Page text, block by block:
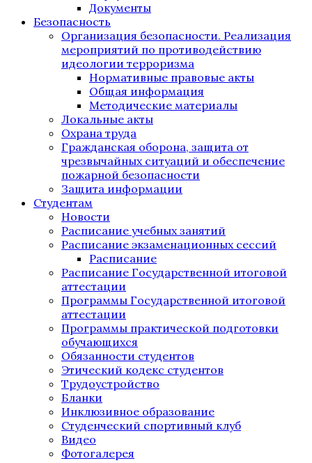
Документы
Безопасность
Организация безопасности. Реализация
мероприятий по противодействию
идеологии терроризма
Нормативные правовые акты
Общая информация
Методические материалы
Локальные акты
Охрана труда
Гражданская оборона, защита от
чрезвычайных ситуаций и обеспечение
пожарной безопасности
Защита информации
Студентам
Новости
Расписание учебных занятий
Расписание экзаменационных сессий
Расписание
Расписание Государственной итоговой
аттестации
Программы Государственной итоговой
аттестации
Программы практической подготовки
обучающихся
Обязанности студентов
Этический кодекс студентов
Трудоустройство
Бланки
Инклюзивное образование
Студенческий спортивный клуб
Видео
Фотогалерея